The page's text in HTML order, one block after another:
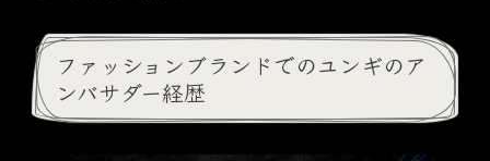
ファッションブランドでのユンギのア
ンバサダー経歴